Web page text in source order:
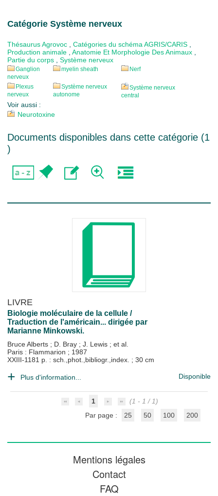
Catégorie Système nerveux
Thésaurus Agrovoc Catégories du schéma AGRIS/CARIS
Production animale
Anatomie Et Morphologie Des Animaux
Partie du corps
Système nerveux
Ganglion
nerveux
myelin sheath Nerf
Plexus
nerveux
Système nerveux
autonome
Système nerveux
central
Voir aussi :
Neurotoxine
Documents disponibles dans cette catégorie (1
)
LIVRE
Biologie moléculaire de la cellule /
Traduction de l'américain... dirigée par
Marianne Minkowski.
Bruce Alberts ; D. Bray ; J. Lewis ; et al.
Paris : Flammarion ; 1987
XXIII-1181 p. : sch.,phot.,bibliogr.,index. ; 30 cm
Plus d'information... Disponible
1
(1 - 1 / 1)
Par page :
25 50 100 200
Mentions légales
Contact
FAQ